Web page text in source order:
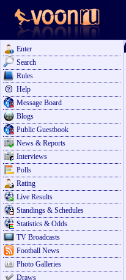
Enter
Search
Rules
Help
Message Board
Blogs
Public Guestbook
News & Reports
Interviews
Polls
Rating
Live Results
Standings & Schedules
Statistics & Odds
TV Broadcasts
Football News
Photo Galleries
Draws